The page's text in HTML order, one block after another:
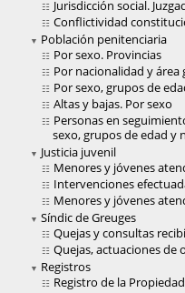
Jurisdicción social.
Conflictividad
Población penitenciaria
Por sexo. Provincias
Por nacionalidad y
Por sexo, grupos de
Altas y bajas. Por sexo
Personas en
sexo, grupos de edad y
Justicia juvenil
Menores y jóvenes
Intervenciones
Menores y jóvenes
Síndic de Greuges
Quejas y consultas
Quejas, actuaciones de
Registros
Registro de la